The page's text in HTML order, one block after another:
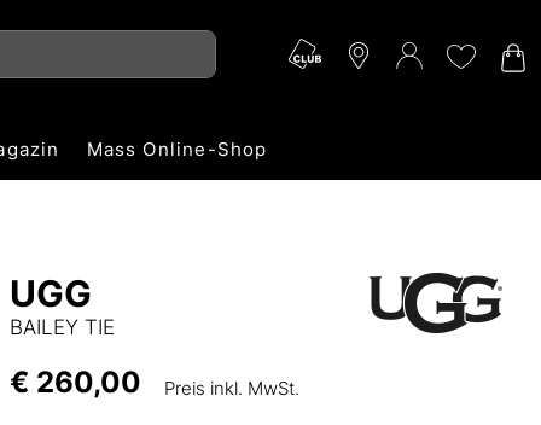
Mass Online-Shop
UGG
BAILEY TIE
€ 260,00 Preis inkl. MwSt.